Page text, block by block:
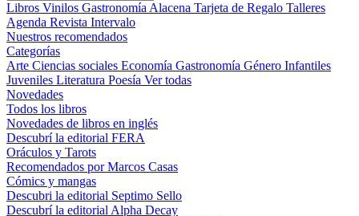
Libros Vinilos Gastronomía Alacena Tarjeta de Regalo Talleres
Agenda Revista Intervalo
Nuestros recomendados
Categorías
Arte Ciencias sociales Economía Gastronomía Género Infantiles
Juveniles Literatura Poesía Ver todas
Novedades
Todos los libros
Novedades de libros en inglés
Descubrí la editorial FERA
Oráculos y Tarots
Recomendados por Marcos Casas
Cómics y mangas
Descubri la editorial Septimo Sello
Descubrí la editorial Alpha Decay